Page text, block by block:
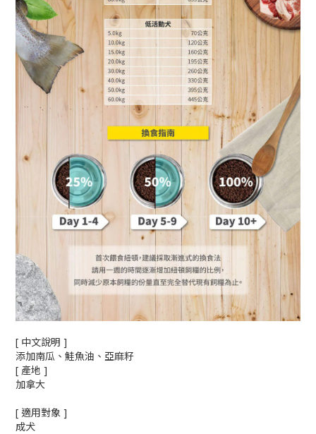
[ 中文說明 ]
添加南瓜、鮭魚油、亞麻籽
[ 產地 ]
加拿大
[ 適用對象 ]
成犬